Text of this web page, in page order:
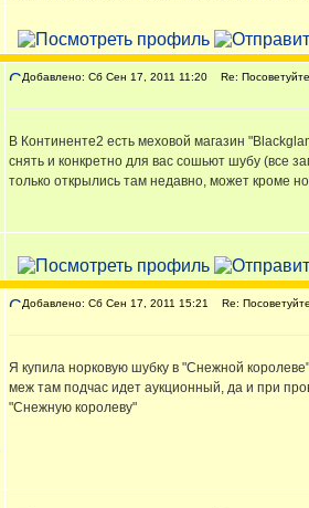
Добавлено: Сб Сен 17, 2011 11:20 Re:
В Континенте2 есть меховой магазин
снять и конкретно для вас сошьют шубу (все
только открылись там недавно, может кроме
Добавлено: Сб Сен 17, 2011 15:21 Re:
Я купила норковую шубку в "Снежной
меж там подчас идет аукционный, да и при
"Снежную королеву"